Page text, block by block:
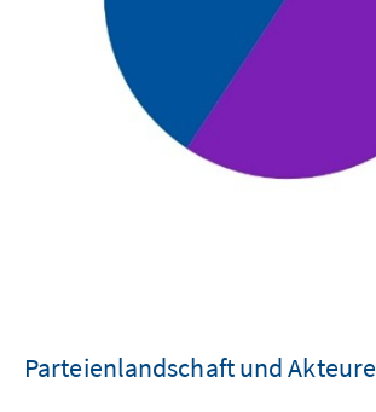
Parteienlandschaft und Akteure